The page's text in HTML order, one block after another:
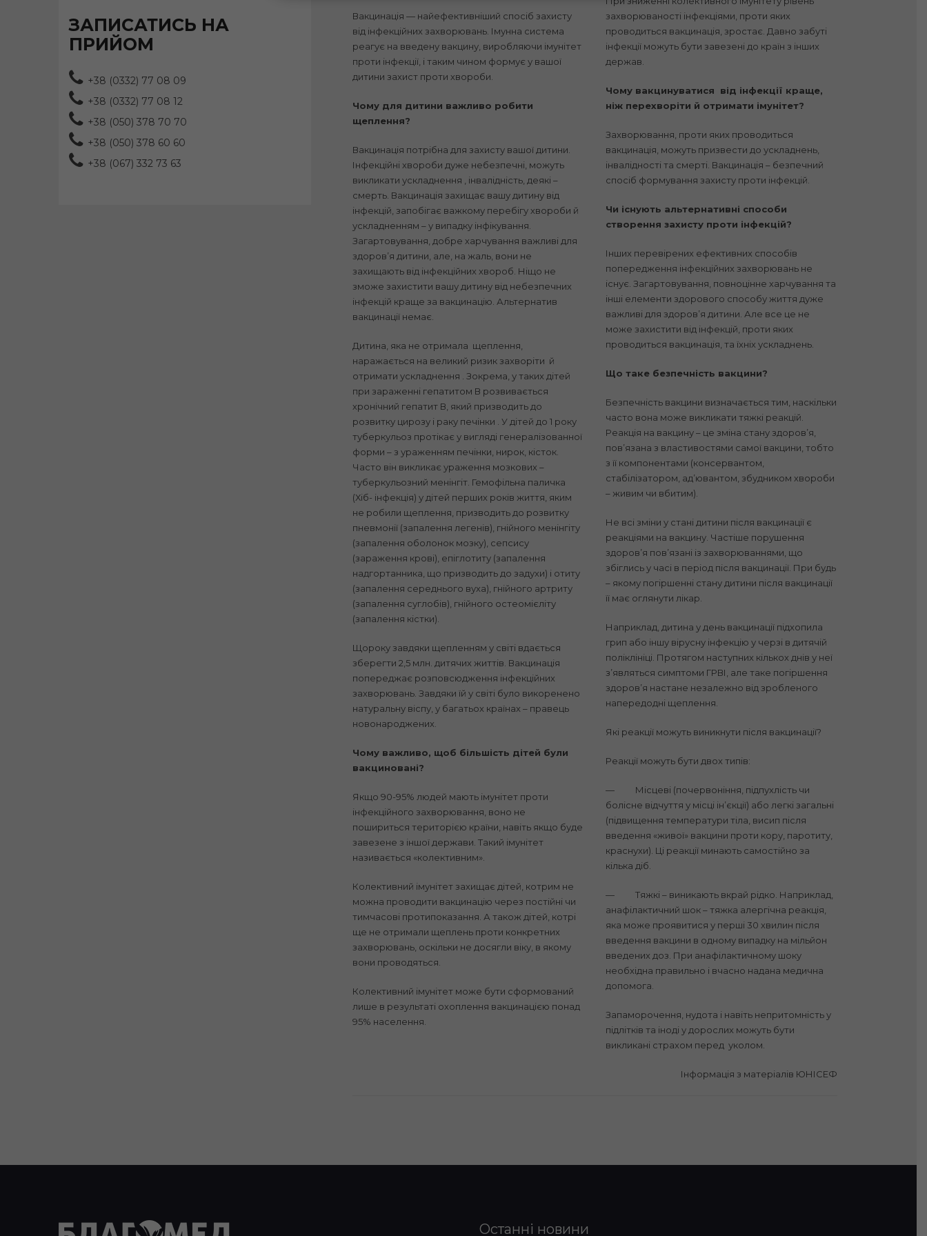
ЗАПИСАТИСЬ НА
ПРИЙОМ
+38 (0332) 77 08 09
+38 (0332) 77 08 12
+38 (050) 378 70 70
+38 (050) 378 60 60
+38 (067) 332 73 63
Вакцинація — найефективніший спосіб захисту
від інфекційних захворювань. Імунна система
реагує на введену вакцину, виробляючи імунітет
проти інфекції, і таким чином формує у вашої
дитини захист проти хвороби.
Чому для дитини важливо робити
щеплення?
Вакцинація потрібна для захисту вашої дитини.
Інфекційні хвороби дуже небезпечні, можуть
викликати ускладнення , інвалідність, деякі –
смерть. Вакцинація захищає вашу дитину від
інфекцій, запобігає важкому перебігу хвороби й
ускладненням – у випадку інфікування.
Загартовування, добре харчування важливі для
здоров’я дитини, але, на жаль, вони не
захищають від інфекційних хвороб. Ніщо не
зможе захистити вашу дитину від небезпечних
інфекцій краще за вакцинацію. Альтернатив
вакцинації немає.
Дитина, яка не отримала щеплення,
наражається на великий ризик захворіти й
отримати ускладнення . Зокрема, у таких дітей
при зараженні гепатитом В розвивається
хронічний гепатит В, який призводить до
розвитку цирозу і раку печінки . У дітей до 1 року
туберкульоз протікає у вигляді генералізованної
форми – з ураженням печінки, нирок, кісток.
Часто він викликає ураження мозкових –
туберкульозний менінгіт. Гемофільна паличка
(Хіб- інфекція) у дітей перших років життя, яким
не робили щеплення, призводить до розвитку
пневмонії (запалення легенів), гнійного менінгіту
(запалення оболонок мозку), сепсису
(зараження крові), епіглотиту (запалення
надгортанника, що призводить до задухи) і отиту
(запалення середнього вуха), гнійного артриту
(запалення суглобів), гнійного остеомієліту
(запалення кістки).
Щороку завдяки щепленням у світі вдається
зберегти 2,5 млн. дитячих життів. Вакцинація
попереджає розповсюдження інфекційних
захворювань. Завдяки їй у світі було викоренено
натуральну віспу, у багатьох країнах – правець
новонароджених.
Чому важливо, щоб більшість дітей були
вакциновані?
Якщо 90-95% людей мають імунітет проти
інфекційного захворювання, воно не
пошириться територією країни, навіть якщо буде
завезене з іншої держави. Такий імунітет
називається «колективним».
Колективний імунітет захищає дітей, котрим не
можна проводити вакцинацію через постійні чи
тимчасові протипоказання. А також дітей, котрі
ще не отримали щеплень проти конкретних
захворювань, оскільки не досягли віку, в якому
вони проводяться.
Колективний імунітет може бути сформований
лише в результаті охоплення вакцинацією понад
95% населення.
захворюваності інфекціями, проти яких
проводиться вакцинація, зростає. Давно забуті
інфекції можуть бути завезені до країн з інших
держав.
Чому вакцинуватися від інфекції краще,
ніж перехворіти й отримати імунітет?
Захворювання, проти яких проводиться
вакцинація, можуть призвести до ускладнень,
інвалідності та смерті. Вакцинація – безпечний
спосіб формування захисту проти інфекцій.
Чи існують альтернативні способи
створення захисту проти інфекцій?
Інших перевірених ефективних способів
попередження інфекційних захворювань не
існує. Загартовування, повноцінне харчування та
інші елементи здорового способу життя дуже
важливі для здоров’я дитини. Але все це не
може захистити від інфекцій, проти яких
проводиться вакцинація, та їхніх ускладнень.
Що таке безпечність вакцини?
Безпечність вакцини визначається тим, наскільки
часто вона може викликати тяжкі реакцій.
Реакція на вакцину – це зміна стану здоров’я,
пов’язана з властивостями самої вакцини, тобто
з її компонентами (консервантом,
стабілізатором, ад’ювантом, збудником хвороби
– живим чи вбитим).
Не всі зміни у стані дитини після вакцинації є
реакціями на вакцину. Частіше порушення
здоров’я пов’язані із захворюваннями, що
збіглись у часі в період після вакцинації. При будь
– якому погіршенні стану дитини після вакцинації
її має оглянути лікар.
Наприклад, дитина у день вакцинації підхопила
грип або іншу вірусну інфекцію у черзі в дитячій
поліклініці. Протягом наступних кількох днів у неї
з’являться симптоми ГРВІ, але таке погіршення
здоров’я настане незалежно від зробленого
напередодні щеплення.
Які реакції можуть виникнути після вакцинації?
Реакції можуть бути двох типів:
— Місцеві (почервоніння, підпухлість чи
болісне відчуття у місці ін’єкції) або легкі загальні
(підвищення температури тіла, висип після
введення «живої» вакцини проти кору, паротиту,
краснухи). Ці реакції минають самостійно за
кілька діб.
— Тяжкі – виникають вкрай рідко. Наприклад,
анафілактичний шок – тяжка алергічна реакція,
яка може проявитися у перші 30 хвилин після
введення вакцини в одному випадку на мільйон
введених доз. При анафілактичному шоку
необхідна правильно і вчасно надана медична
допомога.
Запаморочення, нудота і навіть непритомність у
підлітків та іноді у дорослих можуть бути
викликані страхом перед уколом.
Інформація з матеріалів ЮНІСЕФ
Останні новини